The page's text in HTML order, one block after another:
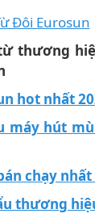
Đôi Eurosun
thương
hot nhất
máy hút
chạy nhất
thương